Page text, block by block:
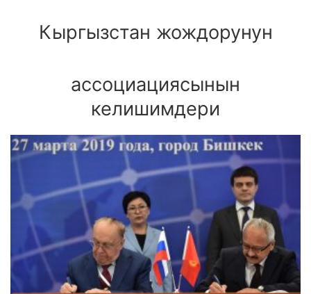
Кыргызстан жождорунун
ассоциациясынын
келишимдери